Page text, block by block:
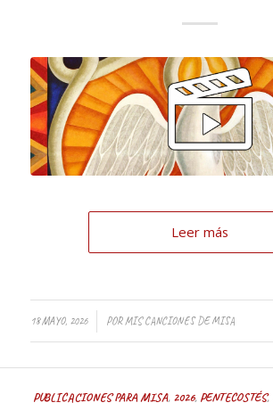
Leer más
18 MAYO, 2026 PORMIS CANCIONES DE MISA
PUBLICACIONES PARA MISA, 2026, PENTECOSTÉS,